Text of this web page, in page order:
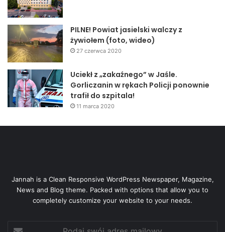
PILNE! Powiat jasielski walczy z
żywiołem (foto, wideo)
27 czerwca 2020
Uciekł z „zakaźnego” w Jaśle.
Gorliczanin w rękach Policji ponownie
trafił do szpitala!
11 marca 2020
Jannah is a Clean Responsive WordPress Newspaper, Magazine,
News and Blog theme. Packed with options that allow you to
completely customize your website to your needs.
Podaj